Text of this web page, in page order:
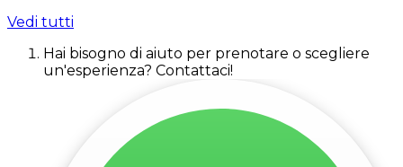
Vedi tutti
Hai bisogno di aiuto per prenotare o scegliere
un'esperienza? Contattaci!